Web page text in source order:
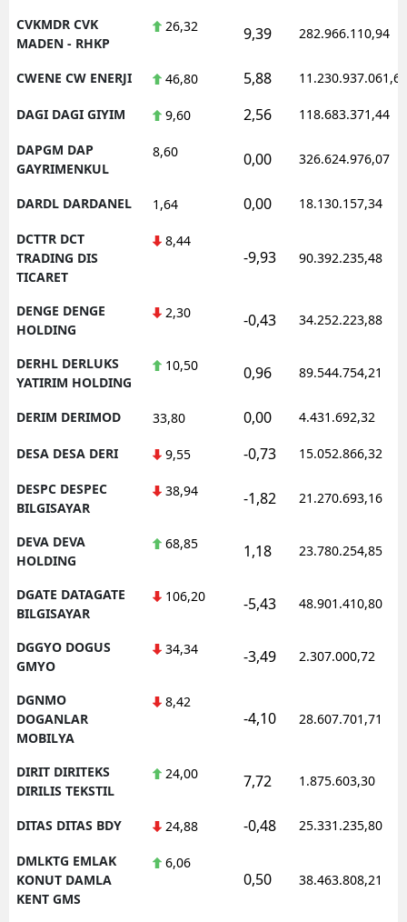
CVKMDR CVK
MADEN - RHKP
26,32 9,39 282.966.110,94
CWENE CW ENERJI 46,80 5,88 11.230.937.061,62
DAGI DAGI GIYIM 9,60 2,56 118.683.371,44
DAPGM DAP
GAYRIMENKUL
8,60 0,00 326.624.976,07
DARDL DARDANEL 1,64 0,00 18.130.157,34
DCTTR DCT
TRADING DIS
TICARET
8,44
-9,93 90.392.235,48
DENGE DENGE
HOLDING
2,30 -0,43 34.252.223,88
DERHL DERLUKS
YATIRIM HOLDING
10,50 0,96 89.544.754,21
DERIM DERIMOD 33,80 0,00 4.431.692,32
DESA DESA DERI 9,55 -0,73 15.052.866,32
DESPC DESPEC
BILGISAYAR
38,94 -1,82 21.270.693,16
DEVA DEVA
HOLDING
68,85 1,18 23.780.254,85
DGATE DATAGATE
BILGISAYAR
106,20 -5,43 48.901.410,80
DGGYO DOGUS
GMYO
34,34 -3,49 2.307.000,72
DGNMO
DOGANLAR
MOBILYA
8,42
-4,10 28.607.701,71
DIRIT DIRITEKS
DIRILIS TEKSTIL
24,00 7,72 1.875.603,30
DITAS DITAS BDY 24,88 -0,48 25.331.235,80
DMLKTG EMLAK
KONUT DAMLA
KENT GMS
6,06
0,50 38.463.808,21